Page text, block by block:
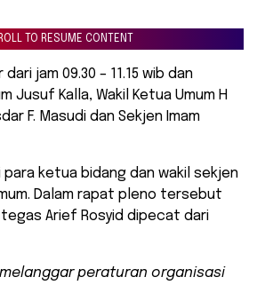
TO RESUME CONTENT
jam 09.30 – 11.15 wib dan
Jusuf Kalla, Wakil Ketua Umum H
F. Masudi dan Sekjen Imam
para ketua bidang dan wakil sekjen
Dalam rapat pleno tersebut
Arief Rosyid dipecat dari
peraturan organisasi